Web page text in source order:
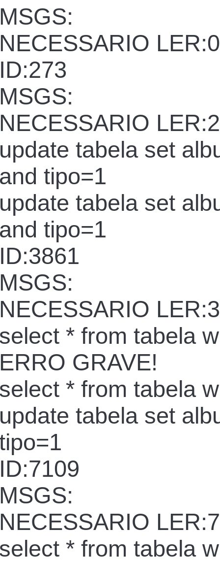
tabela set
tipo=1
tabela set
tipo=1
* from tabela
GRAVE!
* from tabela
tabela set
* from tabela